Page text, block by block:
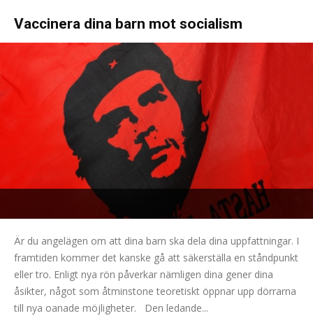
Vaccinera dina barn mot socialism
Är du angelägen om att dina barn ska dela dina uppfattningar. I
framtiden kommer det kanske gå att säkerställa en ståndpunkt
eller tro. Enligt nya rön påverkar nämligen dina gener dina
åsikter, något som åtminstone teoretiskt öppnar upp dörrarna
till nya oanade möjligheter. Den ledande...